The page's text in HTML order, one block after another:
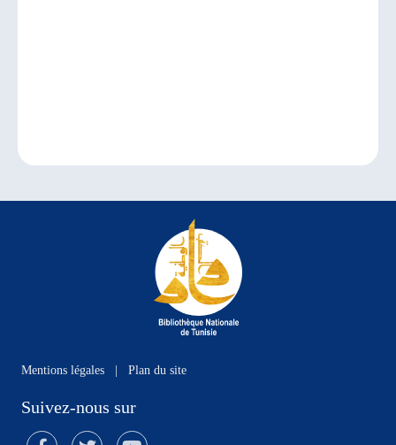
Mentions légales Plan du site
Suivez-nous sur